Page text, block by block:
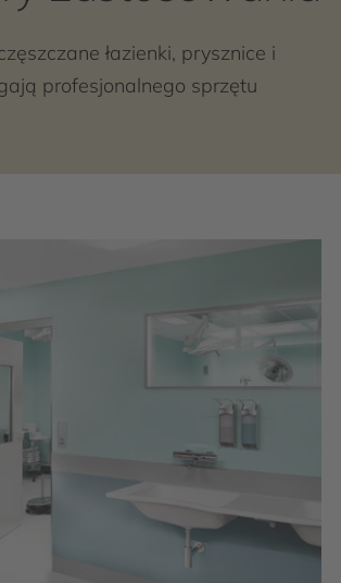
łazienki, prysznice i
profesjonalnego sprzętu